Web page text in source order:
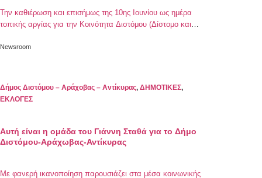
Την καθιέρωση και επισήμως της 10ης Ιουνίου ως ημέρα
τοπικής αργίας για την Κοινότητα Διστόμου (Δίστομο και
δημοτικό συμβούλιο Διστόμου-Αράχωβας-Αντίκυρας στη
δημόσιες υπηρεσίες , τα σχολεία όλων των βαθμίδων και τα
καταστήματα της Κοινότητας Διστόμου […]
Newsroom
Δήμος Διστόμου – Αράχοβας – Αντίκυρας, ΔΗΜΟΤΙΚΕΣ,
ΕΚΛΟΓΕΣ
Αυτή είναι η ομάδα του Γιάννη Σταθά για το Δήμο
Διστόμου-Αράχωβας-Αντίκυρας
Με φανερή ικανοποίηση παρουσιάζει στα μέσα κοινωνικής